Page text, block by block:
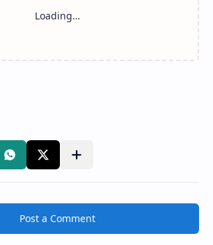
Post a Comment